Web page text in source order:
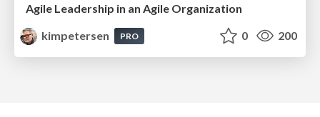
Agile Leadership in an Agile Organization
kimpetersen
PRO 0 200